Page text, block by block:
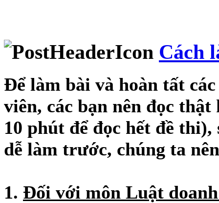
Cách
Để làm bài và hoàn tất
viên, các bạn nên đọc
10 phút để đọc hết đề
dễ làm trước, chúng ta
1. Đối với môn Luật